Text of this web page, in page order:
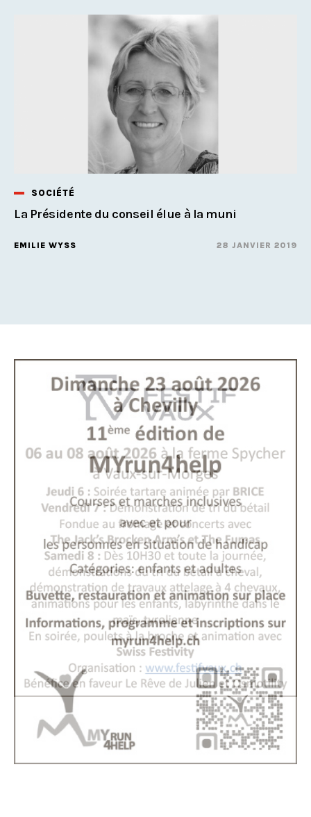
SOCIÉTÉ
La Présidente du conseil élue à la muni
EMILIE WYSS 28 JANVIER 2019